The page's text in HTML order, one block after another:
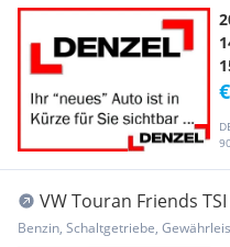
VW Touran Friends TSI
Benzin, Schaltgetriebe,